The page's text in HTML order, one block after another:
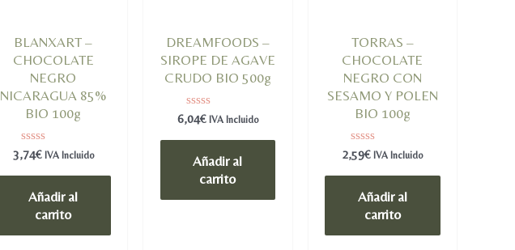
BLANXART –
CHOCOLATE
NEGRO
NICARAGUA 85%
BIO 100g
Valorado
en
0
3,74€ IVA Incluido
Añadir al
carrito
DREAMFOODS –
SIROPE DE AGAVE
CRUDO BIO 500g
Valorado
en
0
6,04€ IVA Incluido
Añadir al
carrito
TORRAS –
CHOCOLATE
NEGRO CON
SESAMO Y POLEN
BIO 100g
Valorado
en
0
2,59€ IVA Incluido
Añadir al
carrito